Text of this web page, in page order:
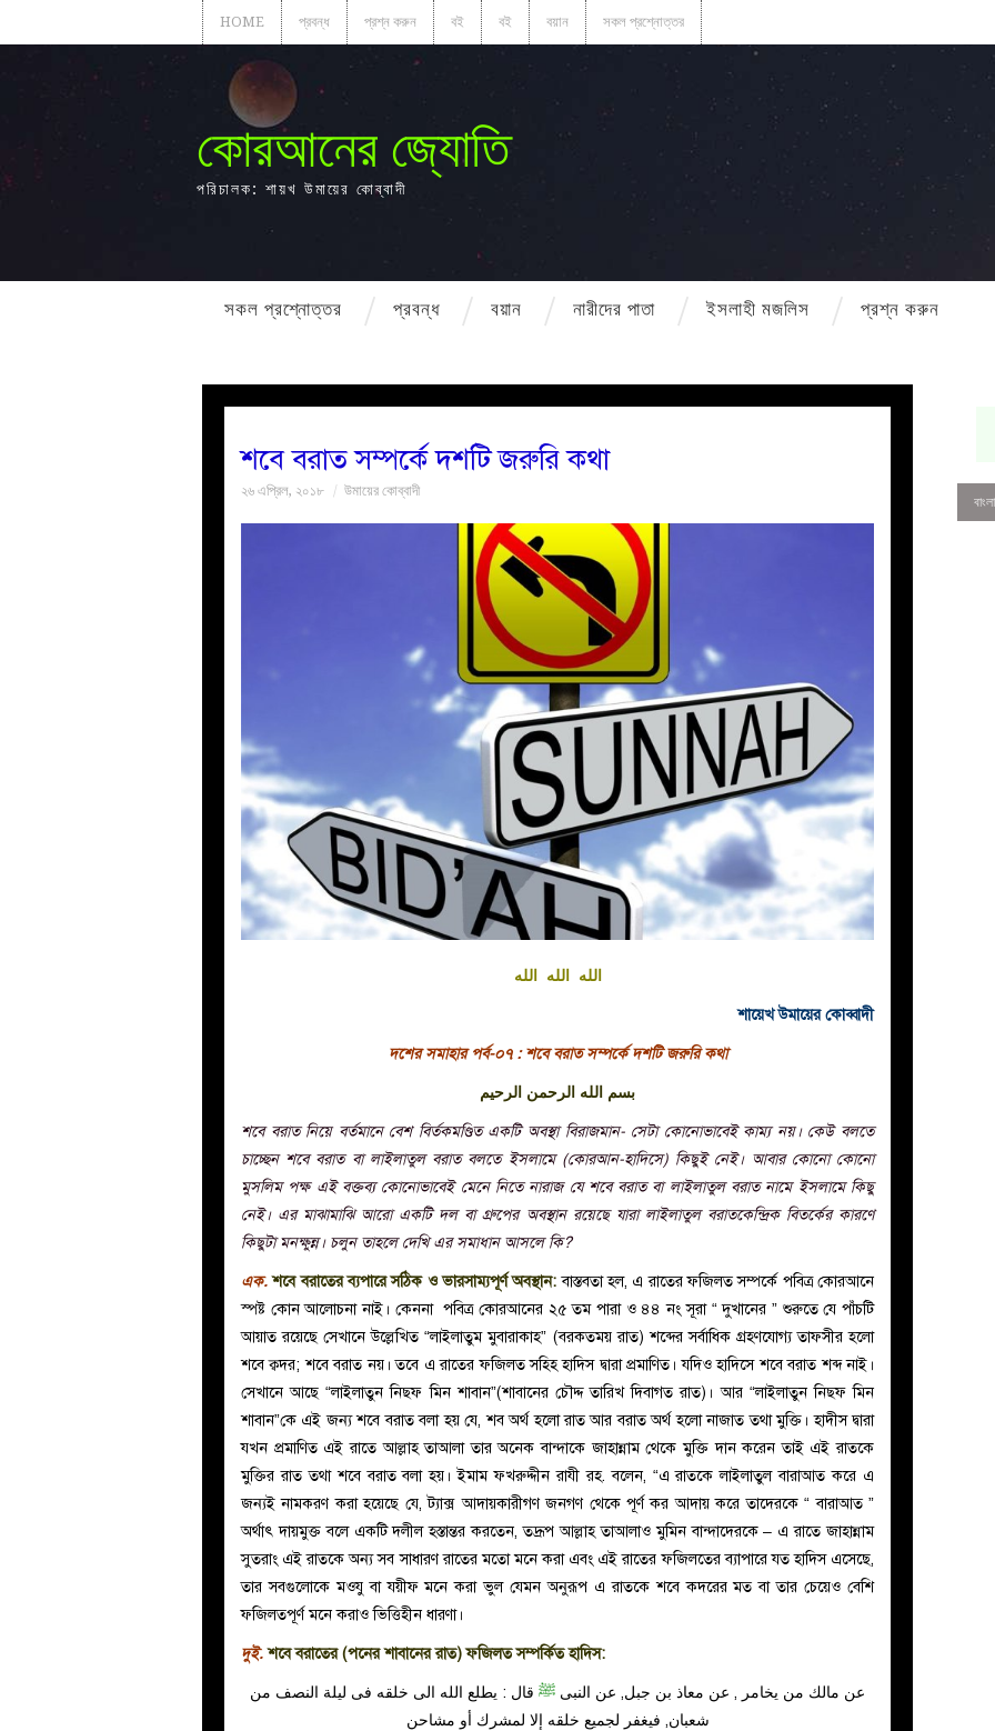
HOME প্রবন্ধ প্রশ্ন করুন বই বই বয়ান সকল প্রশ্নোত্তর
কোরআনের জ্যোতি
পরিচালক: শায়খ উমায়ের কোব্বাদী
সকল প্রশ্নোত্তর প্রবন্ধ বয়ান নারীদের পাতা ইসলাহী মজলিস প্রশ্ন করুন
শবে বরাত সম্পর্কে দশটি জরুরি কথা
২৬ এপ্রিল, ২০১৮ উমায়ের কোব্বাদী
الله الله الله
শায়েখ উমায়ের কোব্বাদী
দশের সমাহার পর্ব-০৭ : শবে বরাত সম্পর্কে দশটি জরুরি কথা
بسم الله الرحمن الرحيم
শবে বরাত নিয়ে বর্তমানে বেশ বির্তকমণ্ডিত একটি অবস্থা বিরাজমান- সেটা কোনোভাবেই কাম্য নয়। কেউ বলতে
চাচ্ছেন শবে বরাত বা লাইলাতুল বরাত বলতে ইসলামে (কোরআন-হাদিসে) কিছুই নেই। আবার কোনো কোনো
মুসলিম পক্ষ এই বক্তব্য কোনোভাবেই মেনে নিতে নারাজ যে শবে বরাত বা লাইলাতুল বরাত নামে ইসলামে কিছু
নেই। এর মাঝামাঝি আরো একটি দল বা গ্রুপের অবস্থান রয়েছে যারা লাইলাতুল বরাতকেন্দ্রিক বিতর্কের কারণে
কিছুটা মনক্ষুন্ন। চলুন তাহলে দেখি এর সমাধান আসলে কি?
এক. শবে বরাতের ব্যপারে সঠিক ও ভারসাম্যপূর্ণ অবস্থান: বাস্তবতা হল, এ রাতের ফজিলত সম্পর্কে পবিত্র কোরআনে
স্পষ্ট কোন আলোচনা নাই। কেননা পবিত্র কোরআনের ২৫ তম পারা ও ৪৪ নং সূরা “ দুখানের ” শুরুতে যে পাঁচটি
আয়াত রয়েছে সেখানে উল্লেখিত “লাইলাতুম মুবারাকাহ” (বরকতময় রাত) শব্দের সর্বাধিক গ্রহণযোগ্য তাফসীর হলো
শবে ক্বদর; শবে বরাত নয়। তবে এ রাতের ফজিলত সহিহ হাদিস দ্বারা প্রমাণিত। যদিও হাদিসে শবে বরাত শব্দ নাই।
সেখানে আছে “লাইলাতুন নিছ্ফ মিন শাবান”(শাবানের চৌদ্দ তারিখ দিবাগত রাত)। আর “লাইলাতুন নিছ্ফ মিন
শাবান”কে এই জন্য শবে বরাত বলা হয় যে, শব অর্থ হলো রাত আর বরাত অর্থ হলো নাজাত তথা মুক্তি। হাদীস দ্বারা
যখন প্রমাণিত এই রাতে আল্লাহ তাআলা তার অনেক বান্দাকে জাহান্নাম থেকে মুক্তি দান করেন তাই এই রাতকে
মুক্তির রাত তথা শবে বরাত বলা হয়। ইমাম ফখরুদ্দীন রাযী রহ. বলেন, “এ রাতকে লাইলাতুল বারাআত করে এ
জন্যই নামকরণ করা হয়েছে যে, ট্যাক্স আদায়কারীগণ জনগণ থেকে পূর্ণ কর আদায় করে তাদেরকে “ বারাআত ”
অর্থাৎ দায়মুক্ত বলে একটি দলীল হস্তান্তর করতেন, তদ্রূপ আল্লাহ তাআলাও মুমিন বান্দাদেরকে – এ রাতে জাহান্নাম
সুতরাং এই রাতকে অন্য সব সাধারণ রাতের মতো মনে করা এবং এই রাতের ফজিলতের ব্যাপারে যত হাদিস এসেছে,
তার সবগুলোকে মওযু বা যয়ীফ মনে করা ভুল যেমন অনুরূপ এ রাতকে শবে কদরের মত বা তার চেয়েও বেশি
ফজিলতপূর্ণ মনে করাও ভিত্তিহীন ধারণা।
দুই. শবে বরাতের (পনের শাবানের রাত) ফজিলত সম্পর্কিত হাদিস:
عن مالك من يخامر , عن معاذ بن جبل, عن النبى ﷺ قال : يطلع الله الى خلقه فى ليلة النصف من
شعبان, فيغفر لجميع خلقه إلا لمشرك أو مشاحن